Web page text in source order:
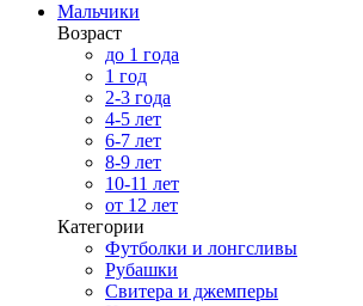
Мальчики
Возраст
до 1 года
1 год
2-3 года
4-5 лет
6-7 лет
8-9 лет
10-11 лет
от 12 лет
Категории
Футболки и лонгсливы
Рубашки
Свитера и джемперы